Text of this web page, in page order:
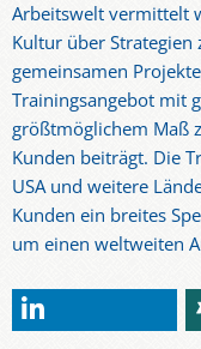
Arbeitswelt vermittelt
Kultur über
gemeinsamen
Trainingsangebot mit
größtmöglichem Maß
Kunden beiträgt. Die
USA und weitere
Kunden ein breites
um einen weltweiten